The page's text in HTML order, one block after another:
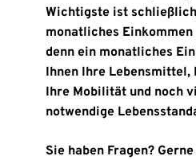
Wichtigste ist
monatliches
denn ein monatliches
Ihnen Ihre Lebensmittel,
Ihre Mobilität und noch
notwendige
Sie haben Fragen?